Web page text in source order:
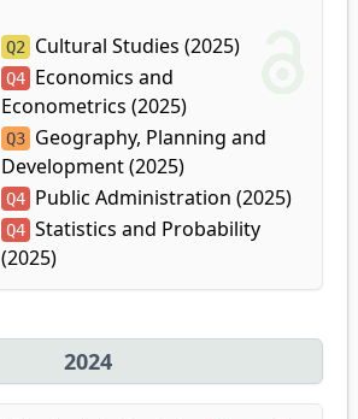
Q2 Cultural Studies (2025)
Q4 Economics and
Econometrics (2025)
Q3 Geography, Planning and
Development (2025)
Q4 Public Administration (2025)
Q4 Statistics and Probability
(2025)
2024